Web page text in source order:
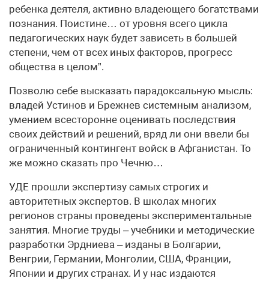
ребенка деятеля, активно владеющего богатствами
познания. Поистине… от уровня всего цикла
педагогических наук будет зависеть в большей
степени, чем от всех иных факторов, прогресс
общества в целом”.
Позволю себе высказать парадоксальную мысль:
владей Устинов и Брежнев системным анализом,
умением всесторонне оценивать последствия
своих действий и решений, вряд ли они ввели бы
ограниченный контингент войск в Афганистан. То
же можно сказать про Чечню…
УДЕ прошли экспертизу самых строгих и
авторитетных экспертов. В школах многих
регионов страны проведены экспериментальные
занятия. Многие труды – учебники и методические
разработки Эрдниева – изданы в Болгарии,
Венгрии, Германии, Монголии, США, Франции,
Японии и других странах. И у нас издаются